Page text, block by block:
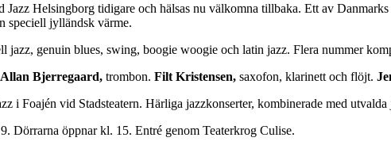
Jazz Helsingborg tidigare och hälsas nu välkomna tillbaka. Ett av
speciell jylländsk värme.
jazz, genuin blues, swing, boogie woogie och latin jazz. Flera nummer
Allan Bjerregaard, trombon. Filt Kristensen, saxofon, klarinett och flöjt.
i Foajén vid Stadsteatern. Härliga jazzkonserter, kombinerade med
Dörrarna öppnar kl. 15. Entré genom Teaterkrog Culise.